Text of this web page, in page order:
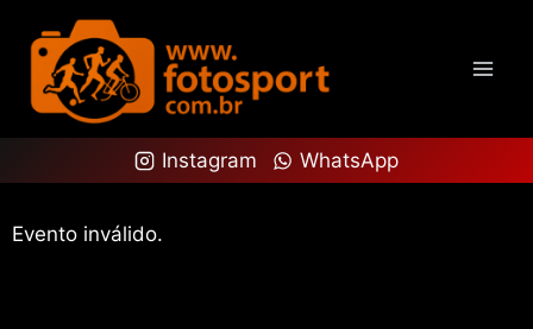
Instagram WhatsApp
Evento inválido.